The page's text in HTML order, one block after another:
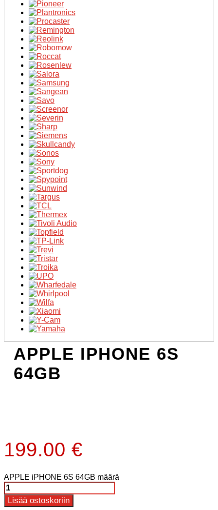
APPLE IPHONE 6S
64GB
199.00 €
APPLE iPHONE 6S 64GB määrä
Lisää ostoskoriin